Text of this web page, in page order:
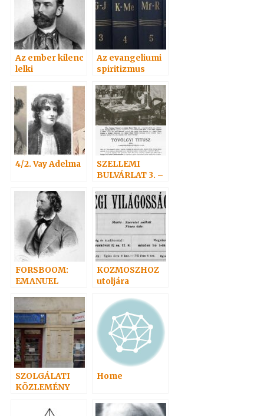
Az ember kilenc
lelki
Az evangeliumi
spiritizmus
szótára
4/2. Vay Adelma
SZELLEMI
BULVÁRLAT 3. –
NAPTÁRA
FORSBOOM:
EMANUEL
KOZMOSZHOZ
utoljára
SZOLGÁLATI
KÖZLEMÉNY
Home